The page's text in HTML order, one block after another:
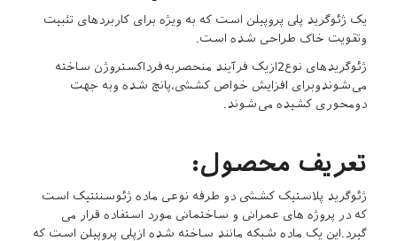
یک ژئوگرید پلی پروپیلن است که به ویژه برای کاربردهای تثبیت
وتقویت خاک طراحی شده است.
ژئوگریدهای نوع2ازیک فرآیند منحصربه‌فرداکستروژن ساخته
می‌شوندوبرای افزایش خواص کششی،پانچ شده وبه جهت
دومحوری کشیده می‌شوند.
تعریف محصول:
ژئوگرید پلاستیک کششی دو طرفه نوعی ماده ژئوسنتتیک است
که در پروژه های عمرانی و ساختمانی مورد استفاده قرار می
گیرد.این یک ماده شبکه مانند ساخته شده ازپلی پروپیلن است که